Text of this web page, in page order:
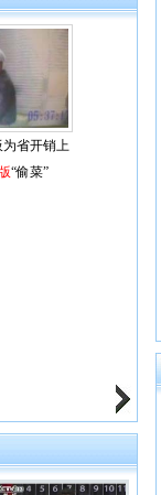
省开销上
“偷菜”